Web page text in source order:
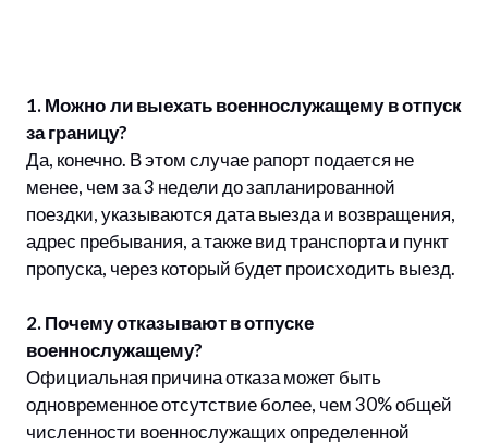
1. Можно ли выехать военнослужащему в отпуск
за границу?
Да, конечно. В этом случае рапорт подается не
менее, чем за 3 недели до запланированной
поездки, указываются дата выезда и возвращения,
адрес пребывания, а также вид транспорта и пункт
пропуска, через который будет происходить выезд.
2. Почему отказывают в отпуске
военнослужащему?
Официальная причина отказа может быть
одновременное отсутствие более, чем 30% общей
численности военнослужащих определенной